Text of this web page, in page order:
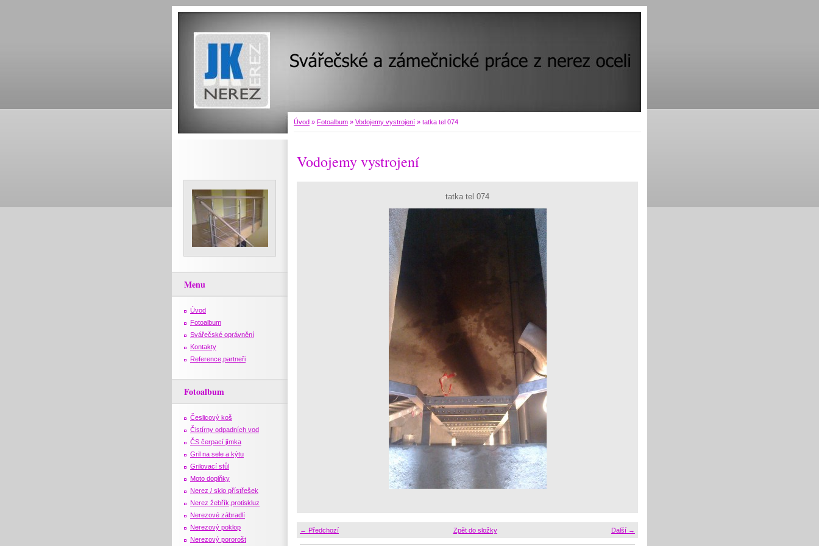
Úvod » Fotoalbum » Vodojemy vystrojení » tatka tel 074
Vodojemy vystrojení
tatka tel 074
← Předchozí Další →
Zpět do složky
Menu
Úvod
Fotoalbum
Svářečské oprávnění
Kontakty
Reference,partneři
Fotoalbum
Česlicový koš
Čistírny odpadních vod
ČS čerpací jímka
Gril na sele a kýtu
Grilovací stůl
Moto doplňky
Nerez / sklo přístřešek
Nerez žebřík,protiskluz
Nerezové zábradlí
Nerezový poklop
Nerezový pororošt